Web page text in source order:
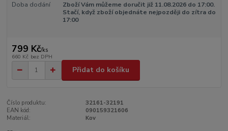
Doba dodání
Zboží Vám můžeme doručit již 11.08.2026 do 17:00.
Stačí, když zboží objednáte nejpozději do zítra do
17:00
799 Kč/ks
660 Kč bez DPH
Přidat do košíku
Číslo produktu:
32161-32191
EAN kód:
090159321606
Materiál:
Kov